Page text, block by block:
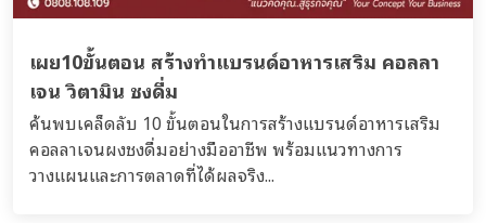
เผย10ขั้นตอน สร้างทำแบรนด์อาหารเสริม คอลลา
เจน วิตามิน ชงดื่ม
ค้นพบเคล็ดลับ 10 ขั้นตอนในการสร้างแบรนด์อาหารเสริม
คอลลาเจนผงชงดื่มอย่างมืออาชีพ พร้อมแนวทางการ
วางแผนและการตลาดที่ได้ผลจริง...